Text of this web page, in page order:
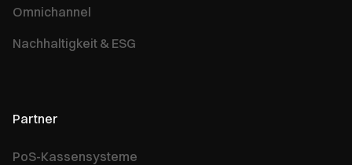
Omnichannel
Nachhaltigkeit & ESG
Partner
PoS-Kassensysteme